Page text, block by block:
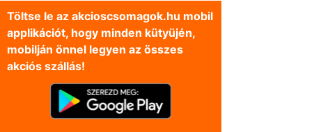
Töltse le az akcioscsomagok.hu mobil
applikációt, hogy minden kütyüjén,
mobilján önnel legyen az összes
akciós szállás!